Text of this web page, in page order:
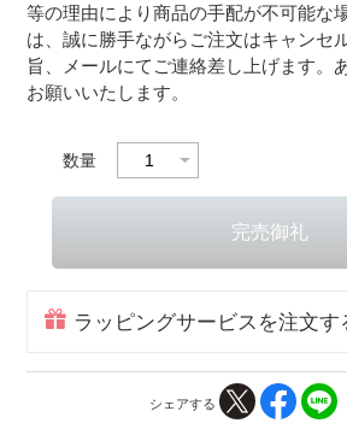
等の理由により商品の手配が不可能な
は、誠に勝手ながらご注文はキャンセ
旨、メールにてご連絡差し上げます。
お願いいたします。
数量
ラッピングサービスを注文す
シェアする